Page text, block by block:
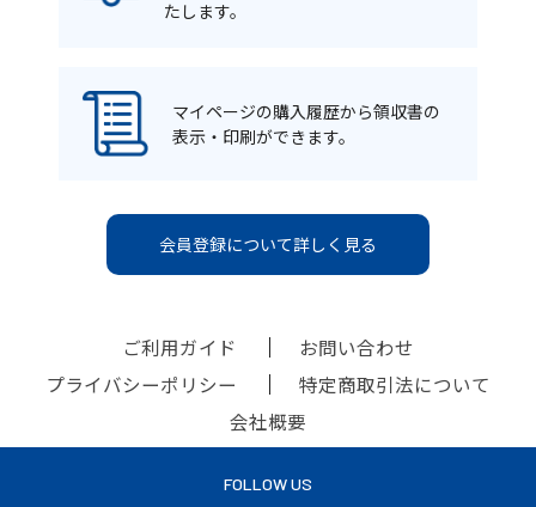
たします。
マイページの購入履歴から領収書の
表示・印刷ができます。
会員登録について詳しく見る
ご利用ガイド
お問い合わせ
プライバシーポリシー
特定商取引法について
会社概要
FOLLOW US